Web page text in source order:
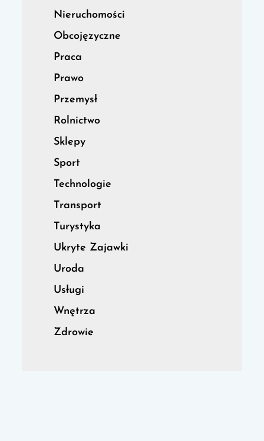
Nieruchomości
Obcojęzyczne
Praca
Prawo
Przemysł
Rolnictwo
Sklepy
Sport
Technologie
Transport
Turystyka
Ukryte Zajawki
Uroda
Usługi
Wnętrza
Zdrowie